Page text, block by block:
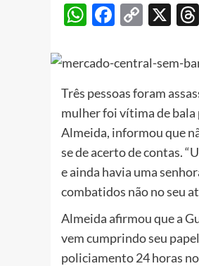
WhatsApp
Copy
X
Três pessoas foram
mulher foi vítima de bala
Almeida, informou que
se de acerto de contas.
e ainda havia uma
combatidos não no seu
Almeida afirmou que a
vem cumprindo seu
policiamento 24 horas